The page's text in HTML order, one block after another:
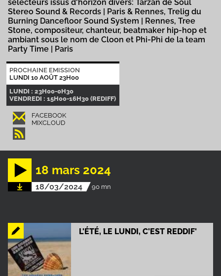
sélecteurs issus d'horizon divers: Tarzan de Soul
Stereo Sound & Records | Paris & Rennes, Trelig du
Burning Dancefloor Sound System | Rennes, Tree
Stone, compositeur, chanteur, beatmaker hip-hop et
ambiant sous le nom de Cloon et Phi-Phi de la team
Party Time | Paris
PROCHAINE EMISSION
LUNDI 10 AOÛT 23H00
LUNDI : 23H00-0H30
VENDREDI : 15H00-16H30 (REDIFF)
FACEBOOK
MIXCLOUD
L'ÉTÉ, LE LUNDI, C'EST REDDIF'
18 mars 2024
18/03/2024 90 mn